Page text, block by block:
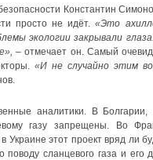
Константин
просто не идёт.«Это
экологии закрывали
– отмечает он. Самый
«И не случайно этим
аналитики. В Болгарии,
газу запрещены. Во
Украине этот проект вряд ли
сланцевого газа и его